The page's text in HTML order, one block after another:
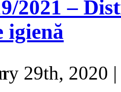
2021 –
igienă
29th, 2020